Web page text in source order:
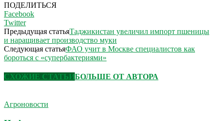
ПОДЕЛИТЬСЯ
Facebook
Twitter
Предыдущая статьяТаджикистан увеличил импорт пшеницы
и наращивает производство муки
Следующая статьяФАО учит в Москве специалистов как
бороться с «супербактериями»
СХОЖИЕ СТАТЬИБОЛЬШЕ ОТ АВТОРА
Агроновости